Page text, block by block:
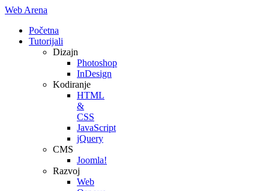
Web Arena
Početna
Tutorijali
Dizajn
Photoshop
InDesign
Kodiranje
HTML
&
CSS
JavaScript
jQuery
CMS
Joomla!
Razvoj
Web